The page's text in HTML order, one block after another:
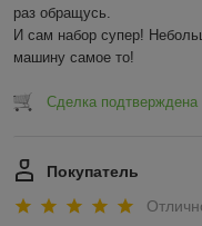
раз обращусь.
И сам набор супер!
машину самое то!
Сделка подтверждена
Покупатель